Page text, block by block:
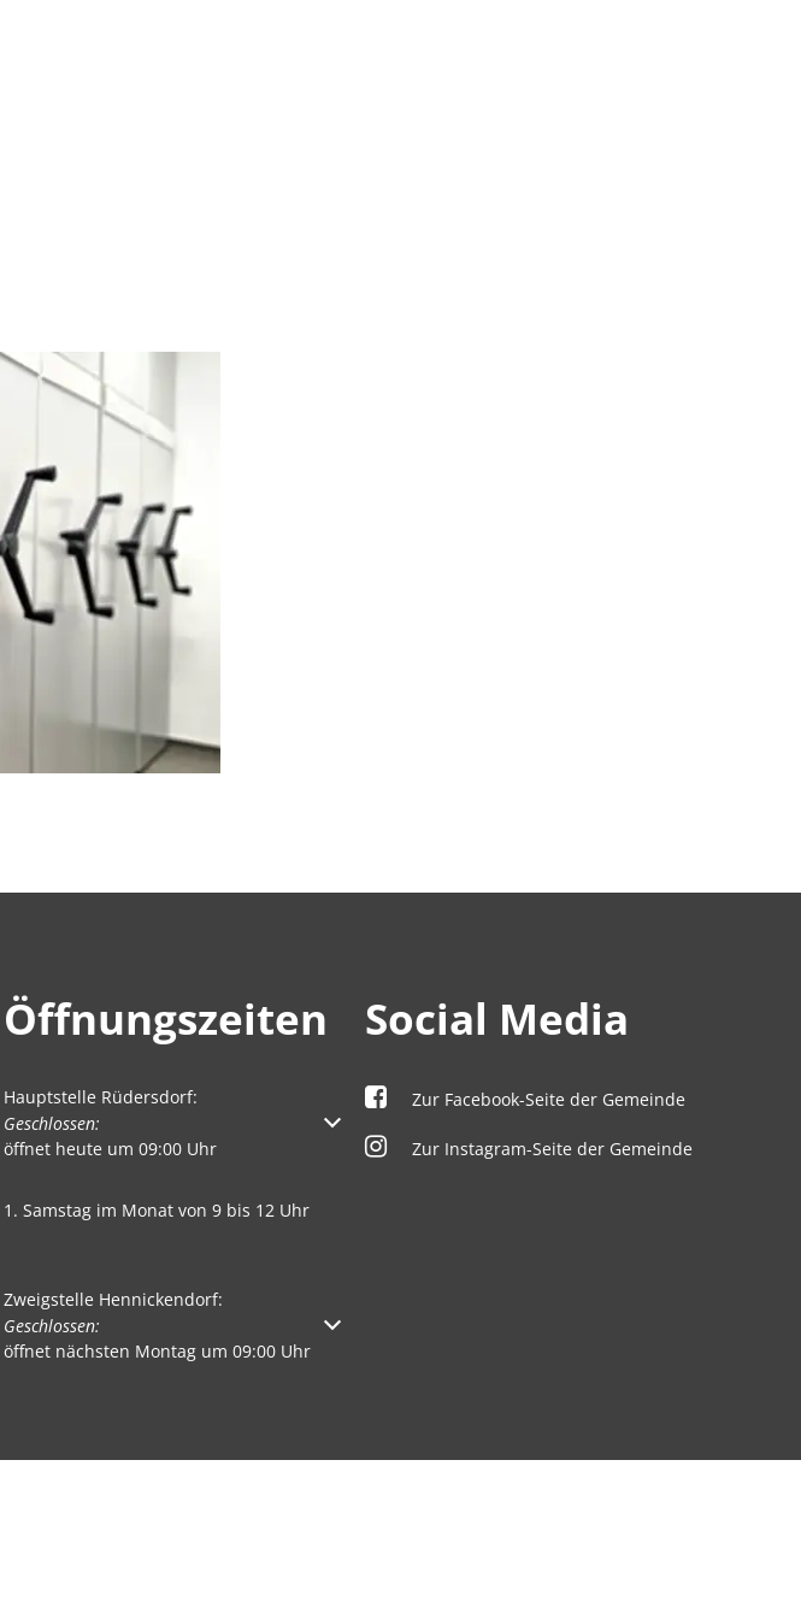
Öffnungszeiten
Hauptstelle Rüdersdorf:
Klicken, um weitere Öffnungs- oder Schließzeiten auszublenden
Geschlossen:
öffnet heute um 09:00 Uhr
1. Samstag im Monat von 9 bis 12 Uhr
Zweigstelle Hennickendorf:
Klicken, um weitere Öffnungs- oder Schließzeiten auszublenden
Geschlossen:
öffnet nächsten Montag um 09:00 Uhr
Social Media
Zur Facebook-Seite der Gemeinde
Zur Instagram-Seite der Gemeinde